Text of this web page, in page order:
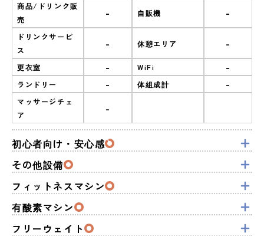
商品/ドリンク販
売
- 自販機 -
ドリンクサービ
ス
- 休憩エリア -
更衣室 - WiFi -
ランドリー - 体組成計 -
マッサージチェ
ア
-
初心者向け・安心感
その他設備
フィットネスマシン
有酸素マシン
フリーウェイト